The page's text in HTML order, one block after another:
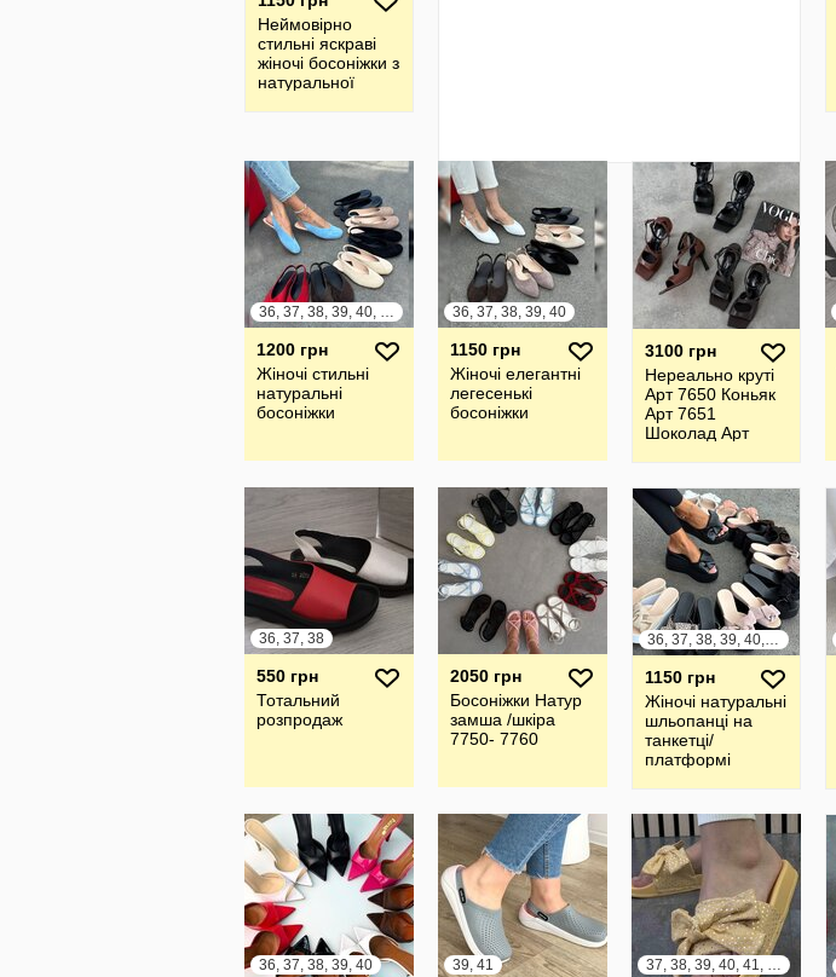
Неймовірно
стильні яскраві
жіночі босоніжки з
натуральної
36, 37, 38, 39, 40, 41
1200 грн
Жіночі стильні
натуральні
босоніжки
36, 37, 38, 39, 40
1150 грн
Жіночі елегантні
легесенькі
босоніжки
3100 грн
Нереально круті
Арт 7650 Коньяк
Арт 7651
Шоколад Арт
LIRIO
36, 37, 38
550 грн
Тотальний
розпродаж
2050 грн
Босоніжки Натур
замша /шкіра
7750- 7760
36, 37, 38, 39, 40, 41
1150 грн
Жіночі натуральні
шльопанці на
танкетці/
платформі
36, 37, 38, 39, 40 39, 41 37, 38, 39, 40, 41, 42